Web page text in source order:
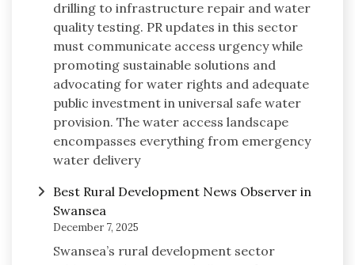
drilling to infrastructure repair and water
quality testing. PR updates in this sector
must communicate access urgency while
promoting sustainable solutions and
advocating for water rights and adequate
public investment in universal safe water
provision. The water access landscape
encompasses everything from emergency
water delivery
Best Rural Development News Observer in
Swansea
December 7, 2025
Swansea’s rural development sector